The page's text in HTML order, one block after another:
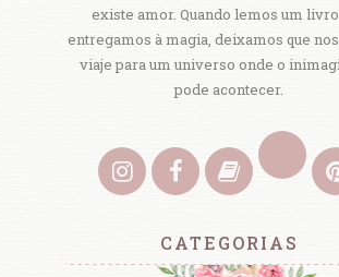
existe amor. Quando lemos um
entregamos à magia, deixamos que
viaje para um universo onde o
pode acontecer.
CATEGORIAS